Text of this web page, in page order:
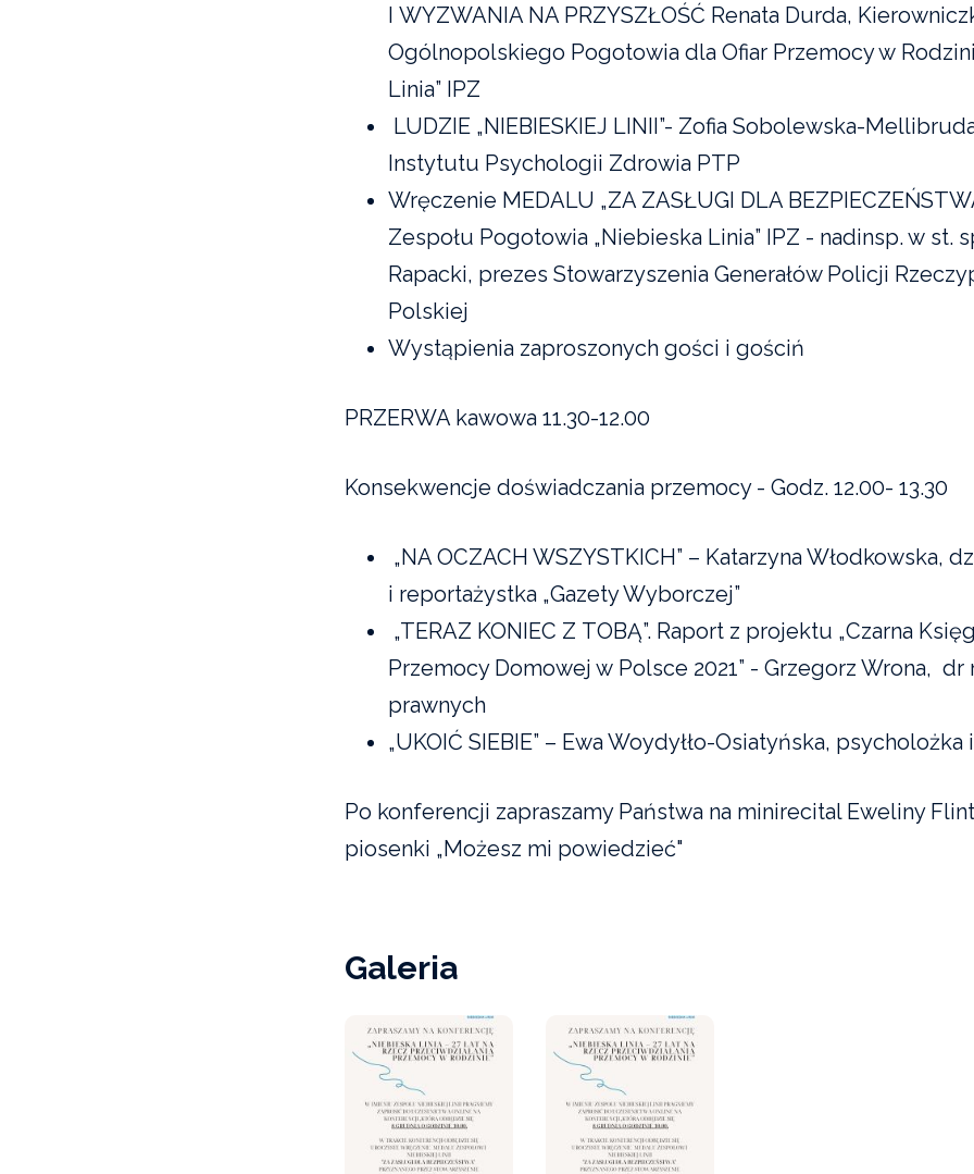
I WYZWANIA NA PRZYSZŁOŚĆ Renata Durda,
Ogólnopolskiego Pogotowia dla Ofiar Przemocy w
Linia” IPZ
LUDZIE „NIEBIESKIEJ LINII”- Zofia Sobolewska-
Instytutu Psychologii Zdrowia PTP
Wręczenie MEDALU „ZA ZASŁUGI DLA
Zespołu Pogotowia „Niebieska Linia” IPZ - nadinsp. w st.
Rapacki, prezes Stowarzyszenia Generałów Policji
Polskiej
Wystąpienia zaproszonych gości i gościń
PRZERWA kawowa 11.30-12.00
Konsekwencje doświadczania przemocy - Godz. 12.00- 13.30
„NA OCZACH WSZYSTKICH” – Katarzyna Włodkowska,
i reportażystka „Gazety Wyborczej”
„TERAZ KONIEC Z TOBĄ”. Raport z projektu „Czarna
Przemocy Domowej w Polsce 2021” - Grzegorz Wrona, dr
prawnych
„UKOIĆ SIEBIE” – Ewa Woydyłło-Osiatyńska,
Po konferencji zapraszamy Państwa na minirecital Eweliny
piosenki „Możesz mi powiedzieć"
Galeria